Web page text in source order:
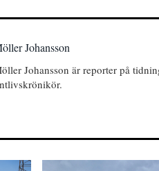
Johansson
Johansson är reporter på